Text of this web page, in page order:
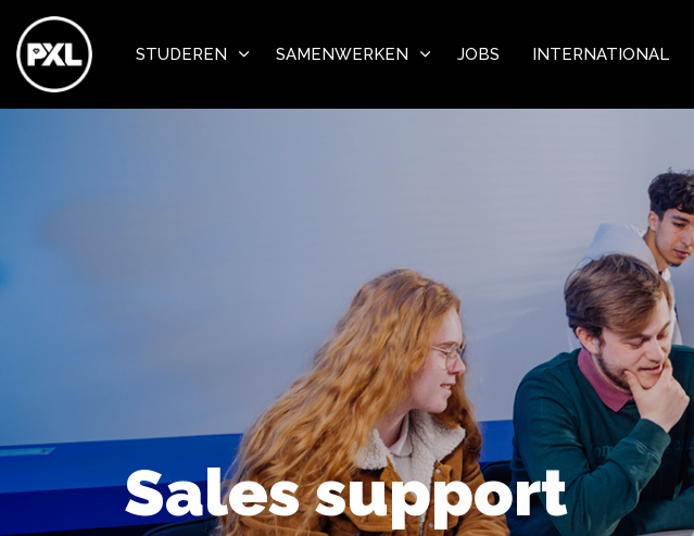
STUDEREN SAMENWERKEN JOBS INTERNATIONAL
Sales support